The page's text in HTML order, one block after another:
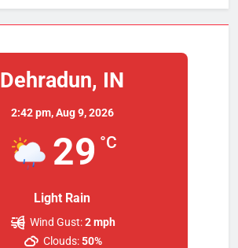
Dehradun, IN
2:42 pm,Aug 9, 2026
29 °C
Light Rain
Wind Gust:2 mph
Clouds:50%